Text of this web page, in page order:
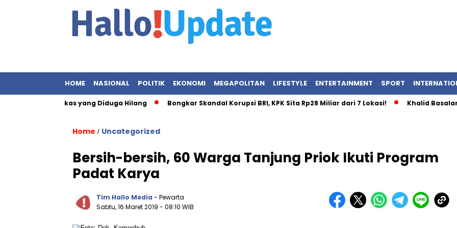
HOME NASIONAL POLITIK EKONOMI MEGAPOLITAN LIFESTYLE ENTERTAINMENT SPORT
Berkas yang Diduga Hilang Bongkar Skandal Korupsi BRI, KPK Sita Rp28 Miliar dari 7 Lokasi! Khalid Basalamah
Home / Uncategorized
Bersih-bersih, 60 Warga Tanjung Priok Ikuti Program
Padat Karya
Tim Hallo Media - Pewarta
Sabtu, 16 Maret 2019 - 08:10 WIB